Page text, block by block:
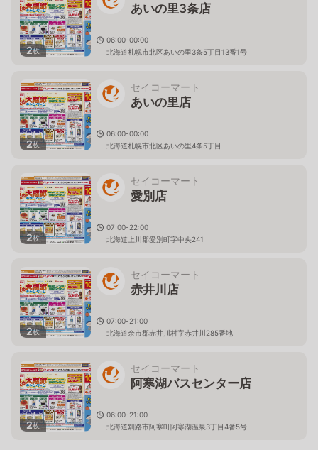
2枚
あいの里3条店
06:00-00:00
北海道札幌市北区あいの里3条5丁目13番1号
2枚
セイコーマート
あいの里店
06:00-00:00
北海道札幌市北区あいの里4条5丁目
2枚
セイコーマート
愛別店
07:00-22:00
北海道上川郡愛別町字中央241
2枚
セイコーマート
赤井川店
07:00-21:00
北海道余市郡赤井川村字赤井川285番地
2枚
セイコーマート
阿寒湖バスセンター店
06:00-21:00
北海道釧路市阿寒町阿寒湖温泉3丁目4番5号